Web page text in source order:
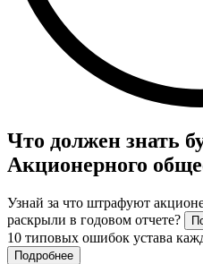
Что должен знать
Акционерного
Узнай за что штрафуют
раскрыли в годовом отчете?
10 типовых ошибок устава
Подробнее